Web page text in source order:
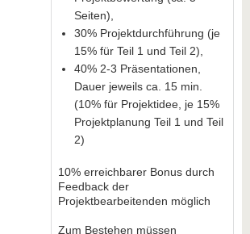
Seiten),
30% Projektdurchführung (je
15% für Teil 1 und Teil 2),
40% 2-3 Präsentationen,
Dauer jeweils ca. 15 min.
(10% für Projektidee, je 15%
Projektplanung Teil 1 und Teil
2)
10% erreichbarer Bonus durch
Feedback der
Projektbearbeitenden möglich
Zum Bestehen müssen